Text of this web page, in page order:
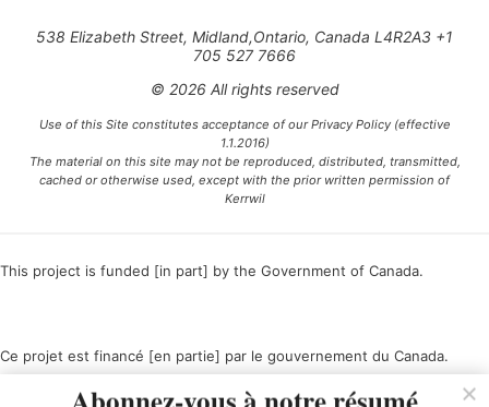
538 Elizabeth Street, Midland,Ontario, Canada L4R2A3 +1
705 527 7666
© 2026 All rights reserved
Use of this Site constitutes acceptance of our Privacy Policy (effective
1.1.2016)
The material on this site may not be reproduced, distributed, transmitted,
cached or otherwise used, except with the prior written permission of
Kerrwil
This project is funded [in part] by the Government of Canada.
Ce projet est financé [en partie] par le gouvernement du Canada.